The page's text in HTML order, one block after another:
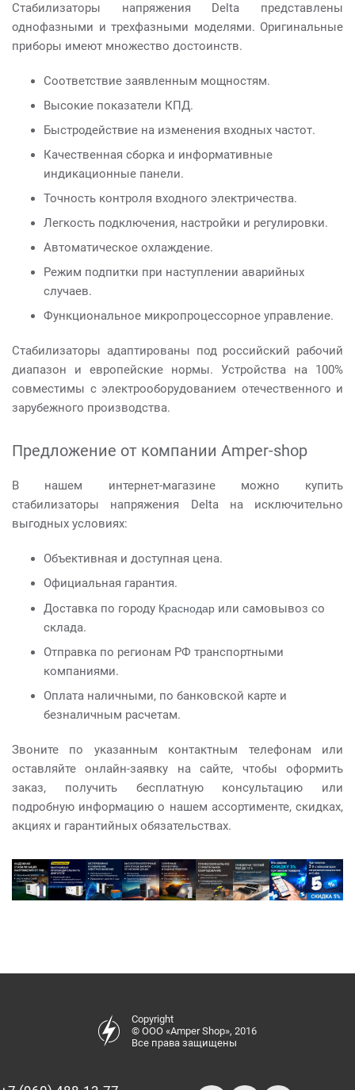
Стабилизаторы напряжения Delta представлены
однофазными и трехфазными моделями. Оригинальные
приборы имеют множество достоинств.
Соответствие заявленным мощностям.
Высокие показатели КПД.
Быстродействие на изменения входных частот.
Качественная сборка и информативные
индикационные панели.
Точность контроля входного электричества.
Легкость подключения, настройки и регулировки.
Автоматическое охлаждение.
Режим подпитки при наступлении аварийных
случаев.
Функциональное микропроцессорное управление.
Стабилизаторы адаптированы под российский рабочий
диапазон и европейские нормы. Устройства на 100%
совместимы с электрооборудованием отечественного и
зарубежного производства.
Предложение от компании Amper-shop
В нашем интернет-магазине можно купить
стабилизаторы напряжения Delta на исключительно
выгодных условиях:
Объективная и доступная цена.
Официальная гарантия.
Доставка по городу Краснодар или самовывоз со
склада.
Отправка по регионам РФ транспортными
компаниями.
Оплата наличными, по банковской карте и
безналичным расчетам.
Звоните по указанным контактным телефонам или
оставляйте онлайн-заявку на сайте, чтобы оформить
заказ, получить бесплатную консультацию или
подробную информацию о нашем ассортименте, скидках,
акциях и гарантийных обязательствах.
Copyright
© ООО «Amper Shop», 2016
Все права защищены